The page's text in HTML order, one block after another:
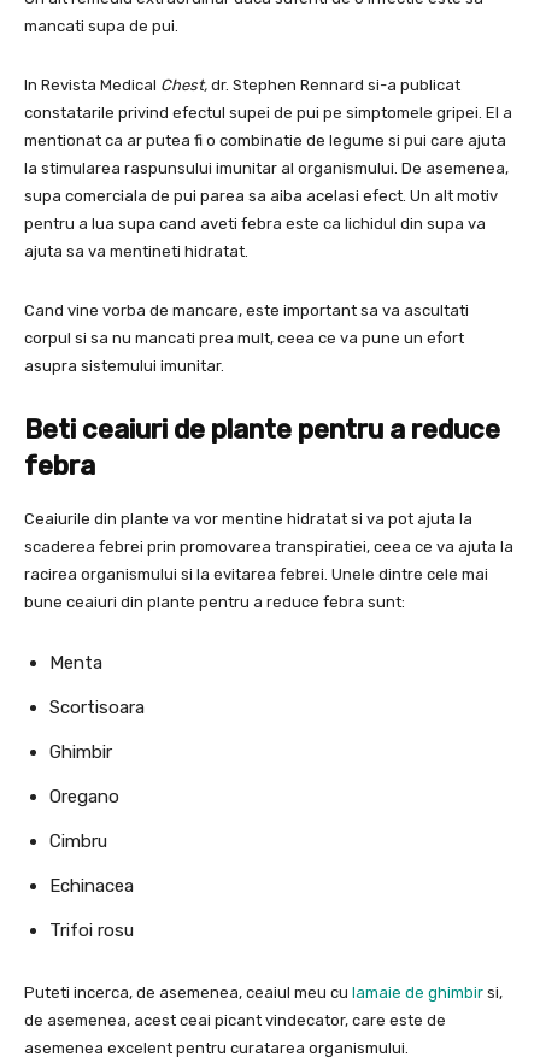
mancati supa de pui.
In Revista Medical Chest, dr. Stephen Rennard si-a publicat
constatarile privind efectul supei de pui pe simptomele gripei. El a
mentionat ca ar putea fi o combinatie de legume si pui care ajuta
la stimularea raspunsului imunitar al organismului. De asemenea,
supa comerciala de pui parea sa aiba acelasi efect. Un alt motiv
pentru a lua supa cand aveti febra este ca lichidul din supa va
ajuta sa va mentineti hidratat.
Cand vine vorba de mancare, este important sa va ascultati
corpul si sa nu mancati prea mult, ceea ce va pune un efort
asupra sistemului imunitar.
Beti ceaiuri de plante pentru a reduce
febra
Ceaiurile din plante va vor mentine hidratat si va pot ajuta la
scaderea febrei prin promovarea transpiratiei, ceea ce va ajuta la
racirea organismului si la evitarea febrei. Unele dintre cele mai
bune ceaiuri din plante pentru a reduce febra sunt:
Menta
Scortisoara
Ghimbir
Oregano
Cimbru
Echinacea
Trifoi rosu
Puteti incerca, de asemenea, ceaiul meu cu lamaie de ghimbir si,
de asemenea, acest ceai picant vindecator, care este de
asemenea excelent pentru curatarea organismului.